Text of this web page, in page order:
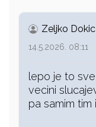
Zeljko Dokic
14.5.2026. 08:11
lepo je to
vecini
pa samim